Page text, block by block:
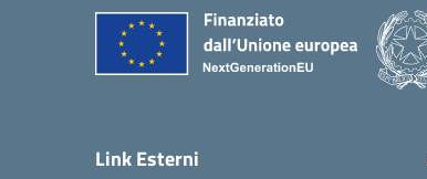
Link Esterni